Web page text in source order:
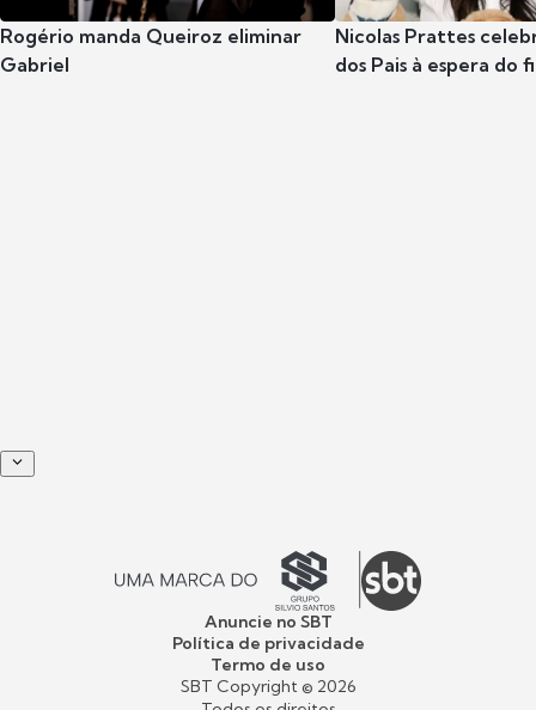
Rogério manda Queiroz eliminar
Gabriel
Nicolas Prattes
dos Pais à espera do
Anuncie no SBT
Política de privacidade
Termo de uso
SBT Copyright © 2026